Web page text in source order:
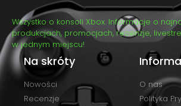
Wszystko o konsoli Xbox. Informacje o
produkcjach, promocjach, recenzje,
w jednym miejscu!
Na skróty
Nowości
Recenzje
O nas
Polityka